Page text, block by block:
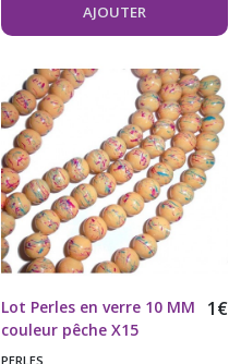
AJOUTER
Lot Perles en verre 10 MM
couleur pêche X15
1€
PERLES